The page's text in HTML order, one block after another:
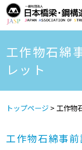
工作物石綿
レット
トップページ> 工作物
工作物石綿事